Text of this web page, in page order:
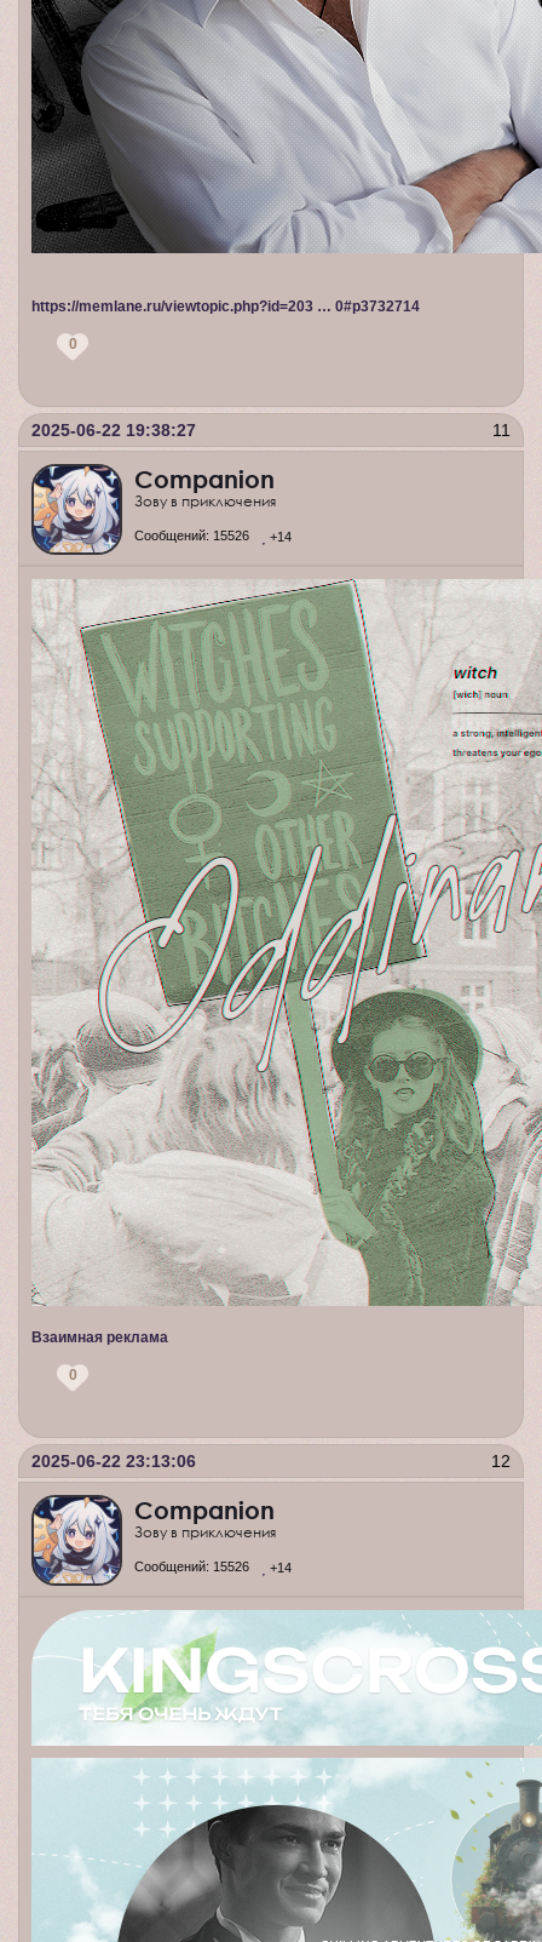
https://memlane.ru/viewtopic.php?id=203 … 0#p3732714
0
11
2025-06-22 19:38:27
Companion
Зову в приключения
Сообщений: 15526 +14
Взаимная реклама
0
12
2025-06-22 23:13:06
Companion
Зову в приключения
Сообщений: 15526 +14